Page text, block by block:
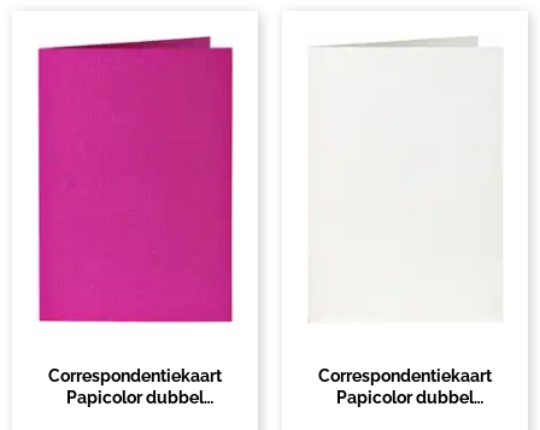
Correspondentiekaart
Papicolor dubbel
Correspondentiekaart
Papicolor dubbel